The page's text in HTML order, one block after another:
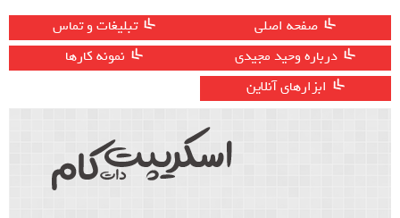
صفحه اصلی
تبلیغات و تماس
درباره وحید مجیدی
نمونه کارها
ابزارهای آنلاین